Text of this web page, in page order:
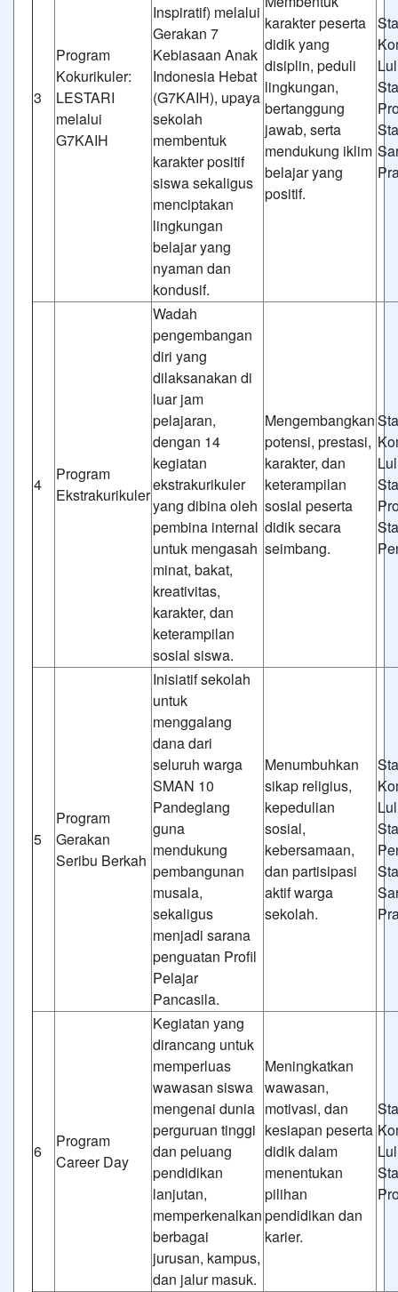
3
Program
Kokurikuler:
LESTARI
melalui
G7KAIH
Inspiratif) melalui
Gerakan 7
Kebiasaan Anak
Indonesia Hebat
(G7KAIH), upaya
sekolah
membentuk
karakter positif
siswa sekaligus
menciptakan
lingkungan
belajar yang
nyaman dan
kondusif.
karakter peserta
didik yang
disiplin, peduli
lingkungan,
bertanggung
jawab, serta
mendukung iklim
belajar yang
positif.
4
Program
Ekstrakurikuler
Wadah
pengembangan
diri yang
dilaksanakan di
luar jam
pelajaran,
dengan 14
kegiatan
ekstrakurikuler
yang dibina oleh
pembina internal
untuk mengasah
minat, bakat,
kreativitas,
karakter, dan
keterampilan
sosial siswa.
Mengembangkan
potensi, prestasi,
karakter, dan
keterampilan
sosial peserta
didik secara
seimbang.
5
Program
Gerakan
Seribu Berkah
Inisiatif sekolah
untuk
menggalang
dana dari
seluruh warga
SMAN 10
Pandeglang
guna
mendukung
pembangunan
musala,
sekaligus
menjadi sarana
penguatan Profil
Pelajar
Pancasila.
Menumbuhkan
sikap religius,
kepedulian
sosial,
kebersamaan,
dan partisipasi
aktif warga
sekolah.
6
Program
Career Day
Kegiatan yang
dirancang untuk
memperluas
wawasan siswa
mengenai dunia
perguruan tinggi
dan peluang
pendidikan
lanjutan,
memperkenalkan
berbagai
jurusan, kampus,
dan jalur masuk.
Meningkatkan
wawasan,
motivasi, dan
kesiapan peserta
didik dalam
menentukan
pilihan
pendidikan dan
karier.